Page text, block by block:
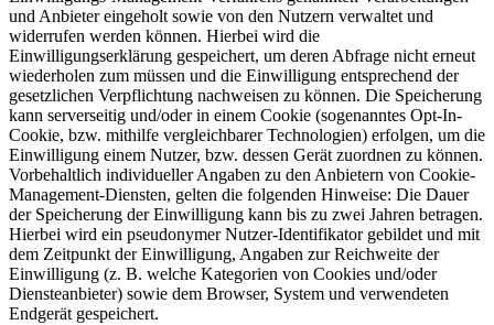
und Anbieter eingeholt sowie von den Nutzern verwaltet und
widerrufen werden können. Hierbei wird die
Einwilligungserklärung gespeichert, um deren Abfrage nicht erneut
wiederholen zum müssen und die Einwilligung entsprechend der
gesetzlichen Verpflichtung nachweisen zu können. Die Speicherung
kann serverseitig und/oder in einem Cookie (sogenanntes Opt-In-
Cookie, bzw. mithilfe vergleichbarer Technologien) erfolgen, um die
Einwilligung einem Nutzer, bzw. dessen Gerät zuordnen zu können.
Vorbehaltlich individueller Angaben zu den Anbietern von Cookie-
Management-Diensten, gelten die folgenden Hinweise: Die Dauer
der Speicherung der Einwilligung kann bis zu zwei Jahren betragen.
Hierbei wird ein pseudonymer Nutzer-Identifikator gebildet und mit
dem Zeitpunkt der Einwilligung, Angaben zur Reichweite der
Einwilligung (z. B. welche Kategorien von Cookies und/oder
Diensteanbieter) sowie dem Browser, System und verwendeten
Endgerät gespeichert.